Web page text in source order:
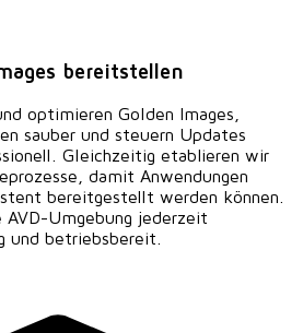
bereitstellen
optimieren Golden Images,
sauber und steuern Updates
Gleichzeitig etablieren wir
damit Anwendungen
bereitgestellt werden können.
Umgebung jederzeit
und betriebsbereit.